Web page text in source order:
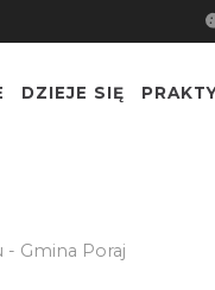
DZIEJE SIĘ
- Gmina Poraj